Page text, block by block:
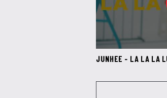
JUNHEE - LA LA LA